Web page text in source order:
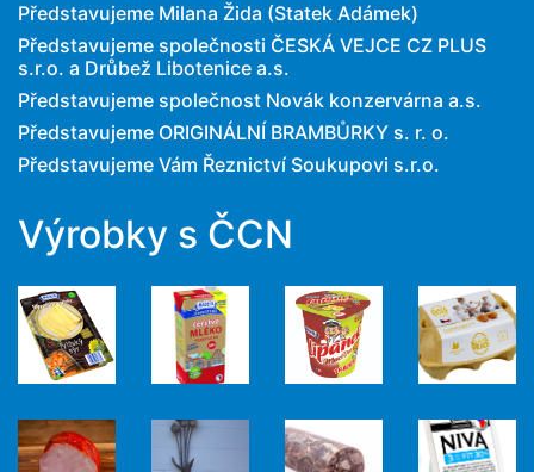
Představujeme Milana Žida (Statek Adámek)
Představujeme společnosti ČESKÁ VEJCE CZ PLUS
s.r.o. a Drůbež Libotenice a.s.
Představujeme společnost Novák konzervárna a.s.
Představujeme ORIGINÁLNÍ BRAMBŮRKY s. r. o.
Představujeme Vám Řeznictví Soukupovi s.r.o.
Výrobky s ČCN